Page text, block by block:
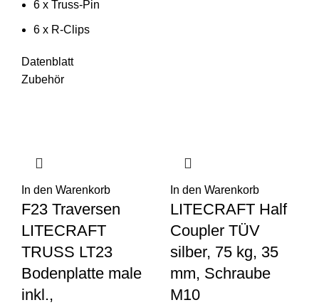
6 x Truss-Pin
6 x R-Clips
Datenblatt
Zubehör
In den Warenkorb
F23 Traversen
LITECRAFT
TRUSS LT23
Bodenplatte male
inkl.,
In den Warenkorb
LITECRAFT Half
Coupler TÜV
silber, 75 kg, 35
mm, Schraube
M10